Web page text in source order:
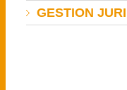
GESTION